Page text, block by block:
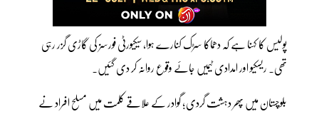
پولیس کا کہنا ہے کہ دھماکا سڑک کنارے ہوا، سیکیورٹی فورسز کی گاڑی گزر رہی
تھی۔ ریسکیو اور امدادی ٹیمیں جائے وقوع روانہ کر دی گئیں۔
بلوچستان میں پھر دہشت گردی؛ گوادر کے علاقے کلمت میں مسلح افراد نے